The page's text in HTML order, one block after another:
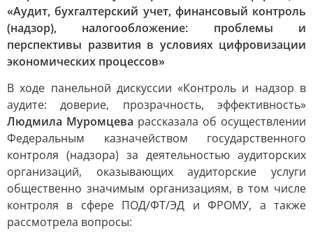
«Аудит, бухгалтерский учет, финансовый контроль
(надзор), налогообложение: проблемы и
перспективы развития в условиях цифровизации
экономических процессов»
В ходе панельной дискуссии «Контроль и надзор в
аудите: доверие, прозрачность, эффективность»
Людмила Муромцева рассказала об осуществлении
Федеральным казначейством государственного
контроля (надзора) за деятельностью аудиторских
организаций, оказывающих аудиторские услуги
общественно значимым организациям, в том числе
контроля в сфере ПОД/ФТ/ЭД и ФРОМУ, а также
рассмотрела вопросы: